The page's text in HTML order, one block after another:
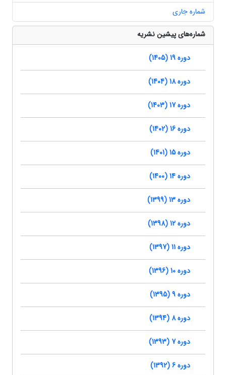
شماره جاری
شماره‌های پیشین نشریه
دوره 19 (1405)
دوره 18 (1404)
دوره 17 (1403)
دوره 16 (1402)
دوره 15 (1401)
دوره 14 (1400)
دوره 13 (1399)
دوره 12 (1398)
دوره 11 (1397)
دوره 10 (1396)
دوره 9 (1395)
دوره 8 (1394)
دوره 7 (1393)
دوره 6 (1392)